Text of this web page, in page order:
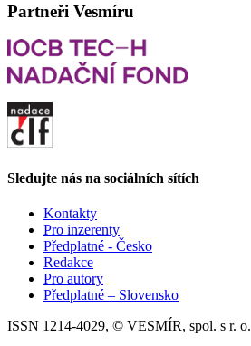
Partneři Vesmíru
Sledujte nás na sociálních sítích
Kontakty
Pro inzerenty
Předplatné - Česko
Redakce
Pro autory
Předplatné – Slovensko
ISSN 1214-4029, © VESMÍR, spol. s r. o.